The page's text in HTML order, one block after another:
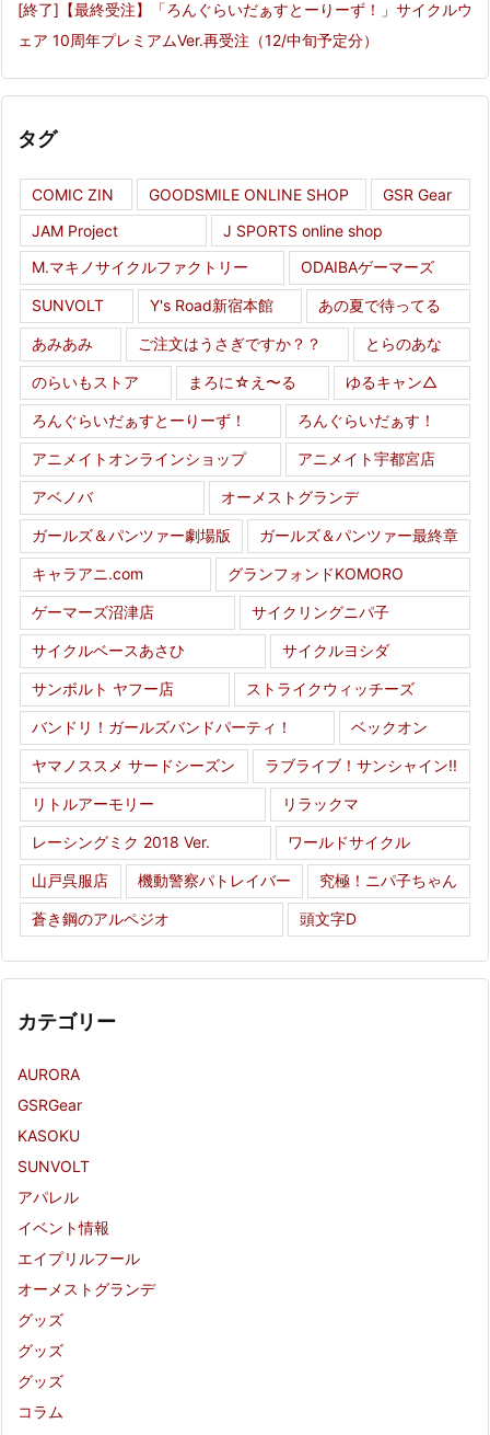
[終了]【最終受注】「ろんぐらいだぁすとーりーず！」サイクルウ
ェア 10周年プレミアムVer.再受注（12/中旬予定分）
タグ
COMIC ZIN GOODSMILE ONLINE SHOP
GSR Gear
JAM Project
J SPORTS online shop
M.マキノサイクルファクトリー
ODAIBAゲーマーズ
SUNVOLT Y's Road新宿本館 あの夏で待ってる
あみあみ ご注文はうさぎですか？？ とらのあな
のらいもストア まろに☆え〜る ゆるキャン△
ろんぐらいだぁすとーりーず！ ろんぐらいだぁす！
アニメイトオンラインショップ アニメイト宇都宮店
アベノバ オーメストグランデ
ガールズ＆パンツァー劇場版 ガールズ＆パンツァー最終章
キャラアニ.com グランフォンドKOMORO
ゲーマーズ沼津店 サイクリングニパ子
サイクルベースあさひ サイクルヨシダ
サンボルト ヤフー店 ストライクウィッチーズ
バンドリ！ガールズバンドパーティ！ ベックオン
ヤマノススメ サードシーズン ラブライブ！サンシャイン!!
リトルアーモリー リラックマ
レーシングミク 2018 Ver. ワールドサイクル
山戸呉服店 機動警察パトレイバー 究極！ニパ子ちゃん
蒼き鋼のアルペジオ 頭文字D
カテゴリー
AURORA
GSRGear
KASOKU
SUNVOLT
アパレル
イベント情報
エイプリルフール
オーメストグランデ
グッズ
グッズ
グッズ
コラム